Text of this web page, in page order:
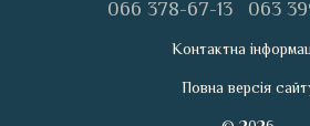
066 378-67-13 063
Контактна
Повна версія